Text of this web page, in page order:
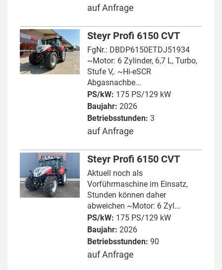
auf Anfrage
Steyr Profi 6150 CVT
FgNr.: DBDP6150ETDJ51934
~Motor: 6 Zylinder, 6,7 L, Turbo,
Stufe V,. ~Hi-eSCR
Abgasnachbe...
PS/kW: 175 PS/129 kW
Baujahr: 2026
Betriebsstunden: 3
auf Anfrage
Steyr Profi 6150 CVT
Aktuell noch als
Vorführmaschine im Einsatz,
Stunden können daher
abweichen ~Motor: 6 Zyl...
PS/kW: 175 PS/129 kW
Baujahr: 2026
Betriebsstunden: 90
auf Anfrage